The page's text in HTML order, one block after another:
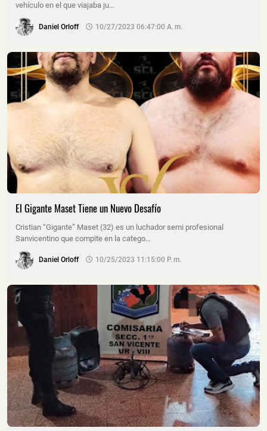
vehículo en el que viajaba ju…
Daniel Orloff 10/27/2023 06:47:00 A. M.
El Gigante Maset Tiene un Nuevo Desafío
Cristian “Gigante” Maset (32) es un luchador semi profesional
Sanvicentino que compite en la catego…
Daniel Orloff 10/25/2023 11:15:00 P. M.